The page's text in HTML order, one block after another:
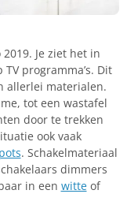
Je ziet het in
programma’s. Dit
allerlei materialen.
tot een wastafel
door te trekken
ook vaak
. Schakelmateriaal
dimmers
in een witteof